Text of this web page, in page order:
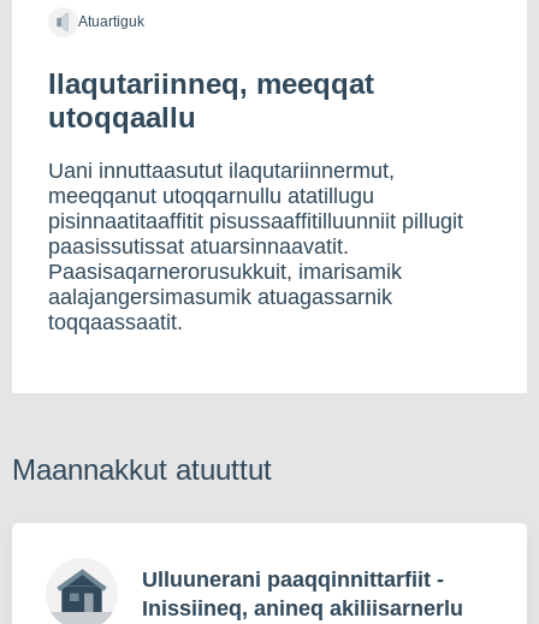
Atuartiguk
Ilaqutariinneq, meeqqat
utoqqaallu
Uani innuttaasutut ilaqutariinnermut,
meeqqanut utoqqarnullu atatillugu
pisinnaatitaaffitit pisussaaffitilluunniit pillugit
paasissutissat atuarsinnaavatit.
Paasisaqarnerorusukkuit, imarisamik
aalajangersimasumik atuagassarnik
toqqaassaatit.
Maannakkut atuuttut
Ulluunerani paaqqinnittarfiit -
Inissiineq, anineq akiliisarnerlu